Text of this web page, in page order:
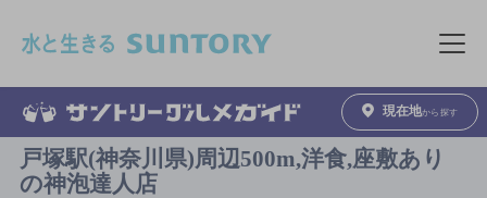
メニュ
現在地から探す
戸塚駅(神奈川県)周辺500m,洋食,座敷あり
の神泡達人店